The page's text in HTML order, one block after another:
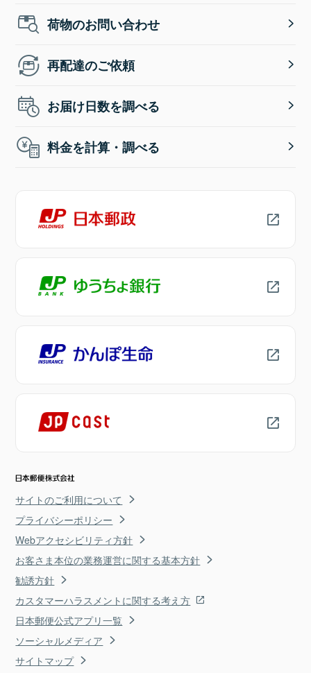
荷物のお問い合わせ
再配達のご依頼
お届け日数を調べる
料金を計算・調べる
サイトのご利用について
プライバシーポリシー
Webアクセシビリティ方針
お客さま本位の業務運営に関する基本方針
勧誘方針
カスタマーハラスメントに関する考え方
日本郵便公式アプリ一覧
ソーシャルメディア
サイトマップ